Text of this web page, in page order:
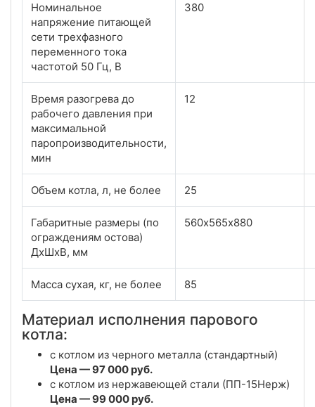
Номинальное
напряжение питающей
сети трехфазного
переменного тока
частотой 50 Гц, В
380
Время разогрева до
рабочего давления при
максимальной
паропроизводительности,
мин
12
Объем котла, л, не более 25
Габаритные размеры (по
ограждениям остова)
ДхШхВ, мм
560х565х880
Масса сухая, кг, не более 85
Материал исполнения парового
котла:
с котлом из черного металла (стандартный)
Цена — 97 000 руб.
с котлом из нержавеющей стали (ПП-15Нерж)
Цена — 99 000 руб.